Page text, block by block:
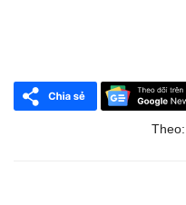
Theo: